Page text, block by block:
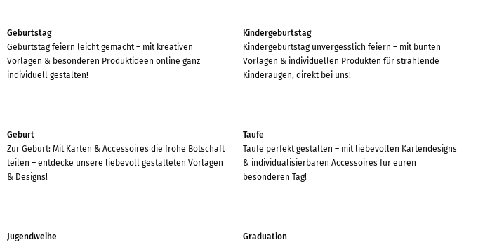
Geburtstag
Geburtstag feiern leicht gemacht – mit kreativen
Vorlagen & besonderen Produktideen online ganz
individuell gestalten!
Kindergeburtstag
Kindergeburtstag unvergesslich feiern – mit bunten
Vorlagen & individuellen Produkten für strahlende
Kinderaugen, direkt bei uns!
Geburt
Zur Geburt: Mit Karten & Accessoires die frohe Botschaft
teilen – entdecke unsere liebevoll gestalteten Vorlagen
& Designs!
Taufe
Taufe perfekt gestalten – mit liebevollen Kartendesigns
& individualisierbaren Accessoires für euren
besonderen Tag!
Jugendweihe
Graduation